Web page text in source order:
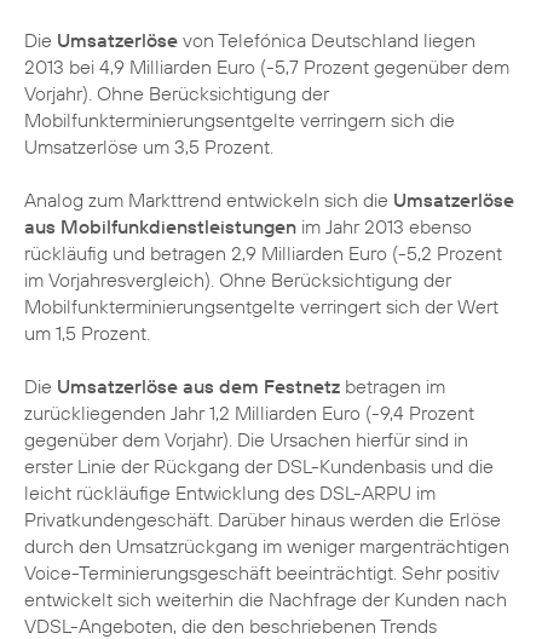
Die Umsatzerlöse von Telefónica Deutschland liegen
2013 bei 4,9 Milliarden Euro (-5,7 Prozent gegenüber dem
Vorjahr). Ohne Berücksichtigung der
Mobilfunkterminierungsentgelte verringern sich die
Umsatzerlöse um 3,5 Prozent.
Analog zum Markttrend entwickeln sich die Umsatzerlöse
aus Mobilfunkdienstleistungen im Jahr 2013 ebenso
rückläufig und betragen 2,9 Milliarden Euro (-5,2 Prozent
im Vorjahresvergleich). Ohne Berücksichtigung der
Mobilfunkterminierungsentgelte verringert sich der Wert
um 1,5 Prozent.
Die Umsatzerlöse aus dem Festnetz betragen im
zurückliegenden Jahr 1,2 Milliarden Euro (-9,4 Prozent
gegenüber dem Vorjahr). Die Ursachen hierfür sind in
erster Linie der Rückgang der DSL-Kundenbasis und die
leicht rückläufige Entwicklung des DSL-ARPU im
Privatkundengeschäft. Darüber hinaus werden die Erlöse
durch den Umsatzrückgang im weniger margenträchtigen
Voice-Terminierungsgeschäft beeinträchtigt. Sehr positiv
entwickelt sich weiterhin die Nachfrage der Kunden nach
VDSL-Angeboten, die den beschriebenen Trends